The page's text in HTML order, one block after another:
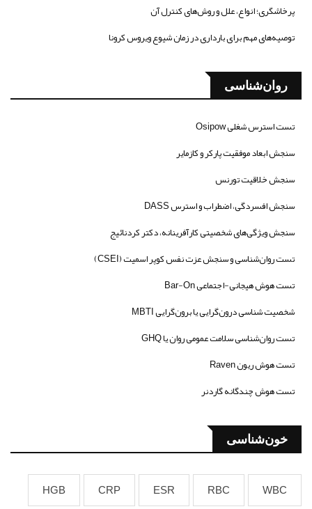
پرخاشگری؛ انواع، علل و روش‌های کنترل آن
توصیه‌های مهم برای بارداری در زمان شیوع ویروس کرونا
روان‌شناسی
تست استرس شغلی Osipow
سنجش ابعاد موفقیت پارکر و کازمایر
سنجش خلاقیت تورنس
سنجش افسردگی، اضطراب و استرس DASS
سنجش ویژگی‌های شخصیتی کارآفرینانه، دکتر کردنائیج
تست روان‌شناسی و سنجش عزت نفس کوپر اسمیت (CSEI)
تست هوش هیجانی-اجتماعی Bar-On
شخصیت شناسی درون‌گرایی یا برون‌گرایی MBTI
تست روان‌شناسی سلامت عمومی روان یا GHQ
تست هوش ریون Raven
تست هوش چندگانه گاردنر
خون‌شناسی
WBC
RBC
ESR
CRP
HGB